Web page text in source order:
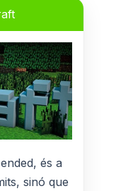
és a
sinó que